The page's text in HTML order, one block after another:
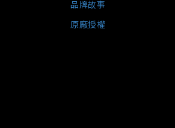
品牌故事
原廠授權